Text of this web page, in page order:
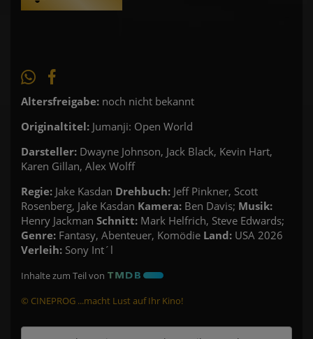
Altersfreigabe: noch nicht bekannt
Originaltitel: Jumanji: Open World
Darsteller: Dwayne Johnson, Jack Black, Kevin Hart,
Karen Gillan, Alex Wolff
Regie: Jake Kasdan Drehbuch: Jeff Pinkner, Scott
Rosenberg, Jake Kasdan Kamera: Ben Davis; Musik:
Henry Jackman Schnitt: Mark Helfrich, Steve Edwards;
Genre: Fantasy, Abenteuer, Komödie Land: USA 2026
Verleih: Sony Int´l
Inhalte zum Teil von
© CINEPROG ...macht Lust auf Ihr Kino!